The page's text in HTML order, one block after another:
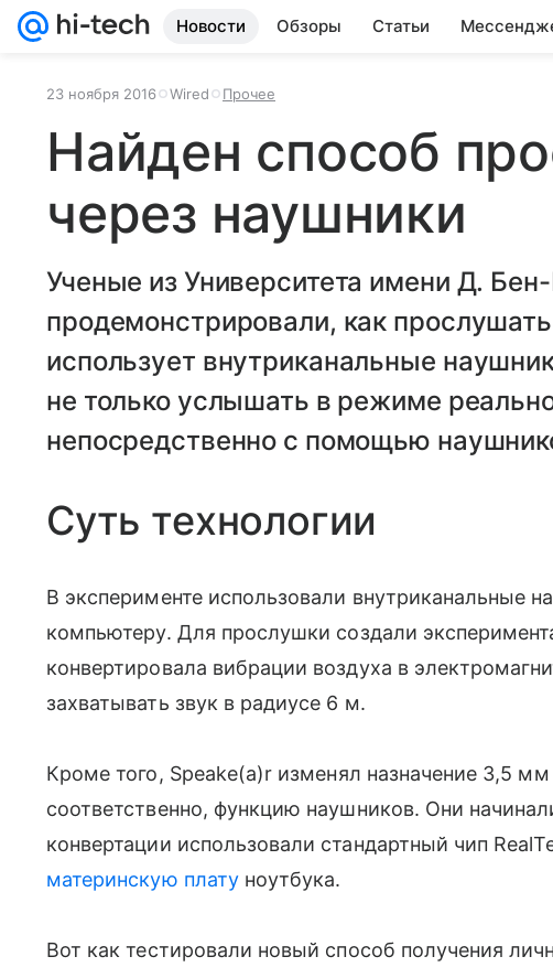
Новости Обзоры Статьи
23 ноября 2016 Wired Прочее
Найден способ
через наушники
Ученые из Университета имени Д.
продемонстрировали, как
использует внутриканальные
не только услышать в режиме
непосредственно с помощью
Суть технологии
В эксперименте использовали внутриканальные
компьютеру. Для прослушки создали
конвертировала вибрации воздуха в
захватывать звук в радиусе 6 м.
Кроме того, Speake(a)r изменял назначение 3,5
соответственно, функцию наушников. Они
конвертации использовали стандартный чип
материнскую платуноутбука.
Вот как тестировали новый способ получения